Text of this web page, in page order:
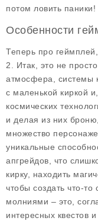
потом ловить паники!
Особенности
Теперь про
2 . Итак, это не
атмосфера, системы
с маленькой киркой
космических
и делая из них
множество
уникальные
апгрейдов , что
кирку, находить
чтобы создать что-
молниями – это,
интересных квестов